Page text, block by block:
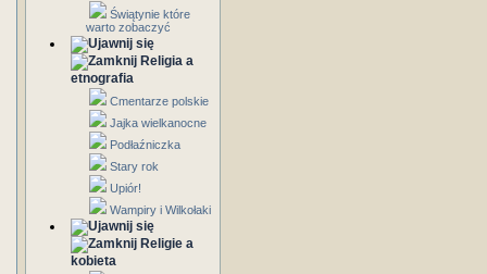
Świątynie które
warto zobaczyć
Religia a
etnografia
Cmentarze polskie
Jajka wielkanocne
Podłaźniczka
Stary rok
Upiór!
Wampiry i Wilkołaki
Religie a
kobieta